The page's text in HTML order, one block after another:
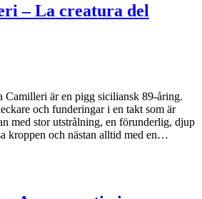
– La creatura del
är en pigg siciliansk 89-åring.
och funderingar i en takt som är
med stor utstrålning, en förunderlig, djup
kroppen och nästan alltid med en…